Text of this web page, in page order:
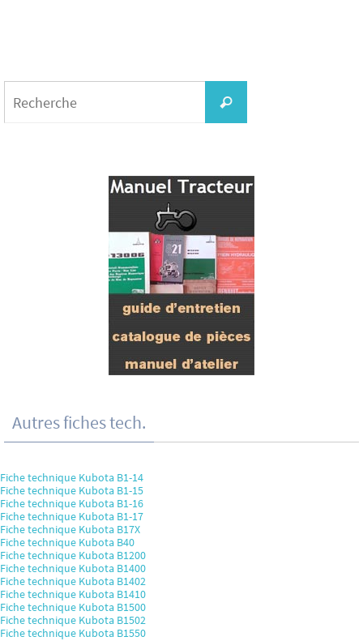
Recherche
Autres fiches tech.
Fiche technique Kubota B1-14
Fiche technique Kubota B1-15
Fiche technique Kubota B1-16
Fiche technique Kubota B1-17
Fiche technique Kubota B17X
Fiche technique Kubota B40
Fiche technique Kubota B1200
Fiche technique Kubota B1400
Fiche technique Kubota B1402
Fiche technique Kubota B1410
Fiche technique Kubota B1500
Fiche technique Kubota B1502
Fiche technique Kubota B1550